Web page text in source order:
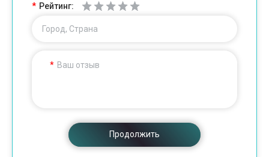
Рейтинг:
Город, Страна
Ваш отзыв
Продолжить